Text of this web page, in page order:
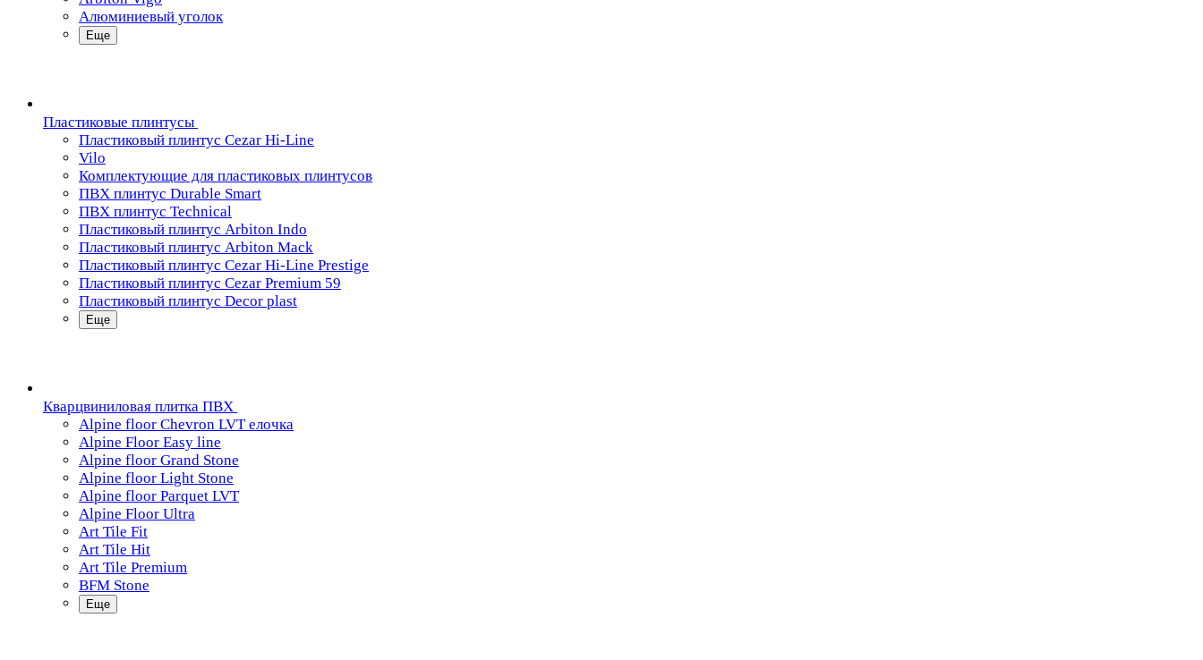
Алюминиевый уголок
Еще
Пластиковые плинтусы
Пластиковый плинтус Cezar Hi-Line
Vilo
Комплектующие для пластиковых плинтусов
ПВХ плинтус Durable Smart
ПВХ плинтус Technical
Пластиковый плинтус Arbiton Indo
Пластиковый плинтус Arbiton Mack
Пластиковый плинтус Cezar Hi-Line Prestige
Пластиковый плинтус Cezar Premium 59
Пластиковый плинтус Decor plast
Еще
Кварцвиниловая плитка ПВХ
Alpine floor Chevron LVT елочка
Alpine Floor Easy line
Alpine floor Grand Stone
Alpine floor Light Stone
Alpine floor Parquet LVT
Alpine Floor Ultra
Art Tile Fit
Art Tile Hit
Art Tile Premium
BFM Stone
Еще